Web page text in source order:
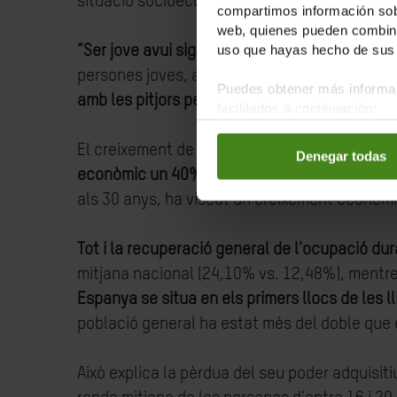
compartimos información
web, quienes pueden
uso que hayas hecho de
Puedes obtener más
Denegar todas
“Ser jove avui significa afrontar una realitat
persones joves, a les quals de vegades es
amb les pitjors perspectives econòmiques
El creixement de la seva renda per càpitaa
econòmic un 40%
inferior al que van gaudir
als 30 anys, ha viscut un creixement
Tot i la recuperació general de l'ocupació
mitjana nacional (24,10% vs. 12,48%),
Espanya se situa en els primers llocs de les
població general ha estat més del doble que
Això explica la pèrdua del seu poder